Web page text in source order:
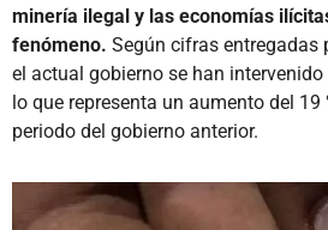
minería ilegal y las economías
fenómeno. Según cifras entregadas
el actual gobierno se han
lo que representa un aumento del
periodo del gobierno anterior.